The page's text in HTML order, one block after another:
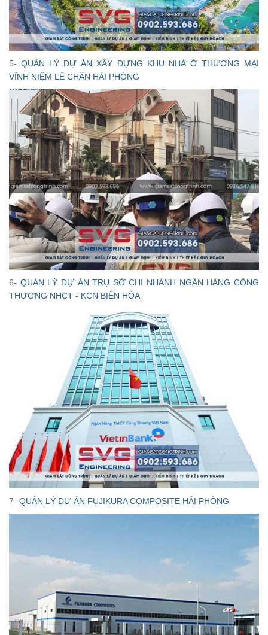
5-QUẢN LÝ DỰ ÁN XÂY DỰNG KHU NHÀ Ở THƯƠNG MẠI
VĨNH NIỆM LÊ CHÂN HẢI PHÒNG
6- QUẢN LÝ DỰ ÁN TRỤ SỞ CHI NHÁNH NGÂN HÀNG CÔNG
THƯƠNG NHCT - KCN BIÊN HÒA
7- QUẢN LÝ DỰ ÁN FUJIKURA COMPOSITE HẢI PHÒNG